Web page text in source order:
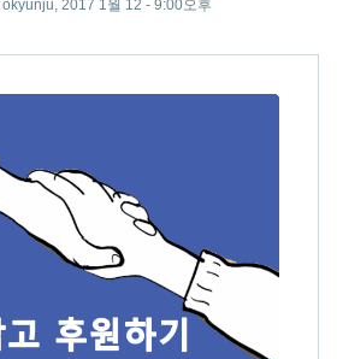
okyunju, 2017 1월 12 - 9:00오후